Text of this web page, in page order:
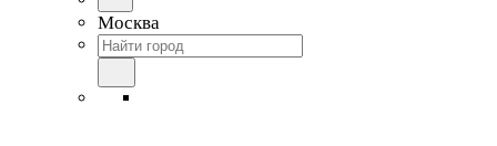
Москва